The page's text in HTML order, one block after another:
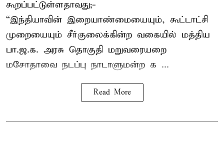
கூறப்பட்டுள்ளதாவது;-
“இந்தியாவின் இறையாண்மையையும், கூட்டாட்சி
முறையையும் சீர்குலைக்கின்ற வகையில் மத்திய
பா.ஜ.க. அரசு தொகுதி மறுவரையறை
மசோதாவை நடப்பு நாடாளுமன்ற க ...
Read More